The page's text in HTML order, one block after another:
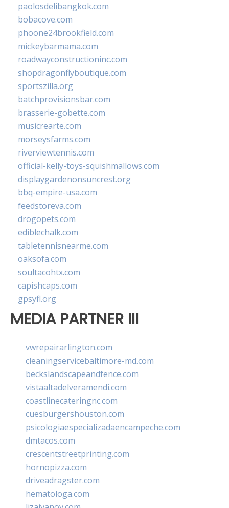
paolosdelibangkok.com
bobacove.com
phoone24brookfield.com
mickeybarmama.com
roadwayconstructioninc.com
shopdragonflyboutique.com
sportszilla.org
batchprovisionsbar.com
brasserie-gobette.com
musicrearte.com
morseysfarms.com
riverviewtennis.com
official-kelly-toys-squishmallows.com
displaygardenonsuncrest.org
bbq-empire-usa.com
feedstoreva.com
drogopets.com
ediblechalk.com
tabletennisnearme.com
oaksofa.com
soultacohtx.com
capishcaps.com
gpsyfl.org
MEDIA PARTNER III
vwrepairarlington.com
cleaningservicebaltimore-md.com
beckslandscapeandfence.com
vistaaltadelveramendi.com
coastlinecateringnc.com
cuesburgershouston.com
psicologiaespecializadaencampeche.com
dmtacos.com
crescentstreetprinting.com
hornopizza.com
driveadragster.com
hematologa.com